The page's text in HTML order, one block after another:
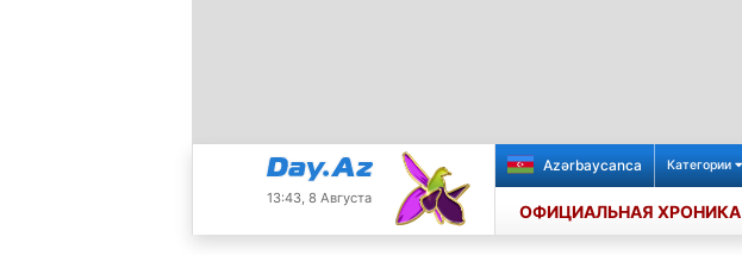
13:43, 8 Августа
Azərbaycanca Категории
ОФИЦИАЛЬНАЯ ХРОНИКА